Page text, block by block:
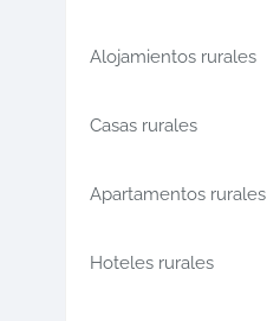
Alojamientos rurales
Casas rurales
Apartamentos rurales
Hoteles rurales